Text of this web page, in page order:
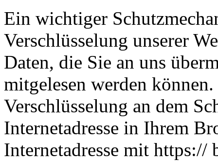
Ein wichtiger
Verschlüsselung unserer
Daten, die Sie an uns
mitgelesen werden
Verschlüsselung an dem
Internetadresse in Ihrem
Internetadresse mit